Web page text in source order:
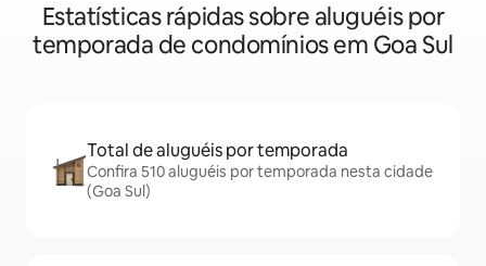
Estatísticas rápidas sobre aluguéis por
temporada de condomínios em Goa Sul
Total de aluguéis por temporada
Confira 510 aluguéis por temporada nesta cidade
(Goa Sul)